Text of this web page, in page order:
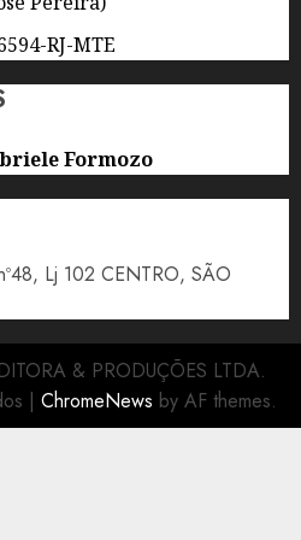
RJ-MTE
Formozo
Lj 102 CENTRO, SÃO
& PRODUÇÕES LTDA.
| ChromeNews by AF themes.